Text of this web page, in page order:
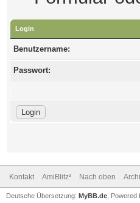
Login
Benutzername:
Passwort:
Kontakt AmiBlitz³ Nach oben
Deutsche Übersetzung: MyBB.de , Powered